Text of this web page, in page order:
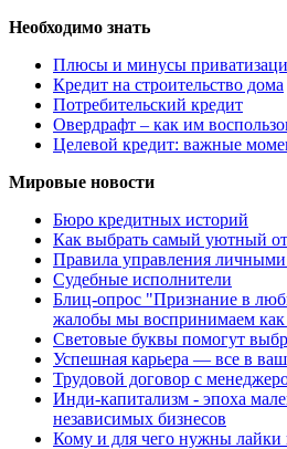
Необходимо знать
Плюсы и минусы
Кредит на строительство дома
Потребительский кредит
Овердрафт – как им
Целевой кредит: важные
Мировые новости
Бюро кредитных историй
Как выбрать самый уютный
Правила управления
Судебные исполнители
Блиц-опрос "Признание в
жалобы мы воспринимаем как
Световые буквы помогут
Успешная карьера — все в
Трудовой договор с
Инди-капитализм - эпоха
независимых бизнесов
Кому и для чего нужны лайки